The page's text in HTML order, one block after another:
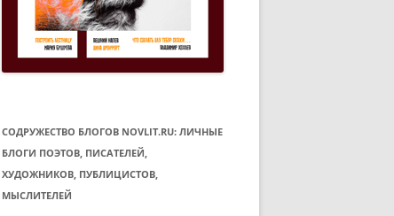
СОДРУЖЕСТВО БЛОГОВ NOVLIT.RU: ЛИЧНЫЕ
БЛОГИ ПОЭТОВ, ПИСАТЕЛЕЙ,
ХУДОЖНИКОВ, ПУБЛИЦИСТОВ,
МЫСЛИТЕЛЕЙ